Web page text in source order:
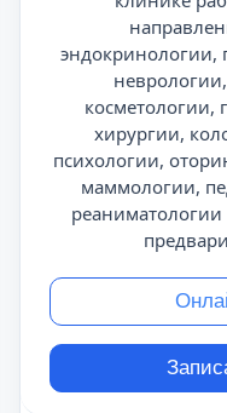
эндокринологии,
косметологии,
хирургии,
психологии,
маммологии,